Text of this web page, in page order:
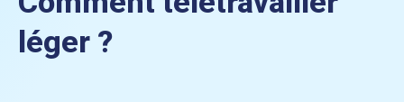
léger ?